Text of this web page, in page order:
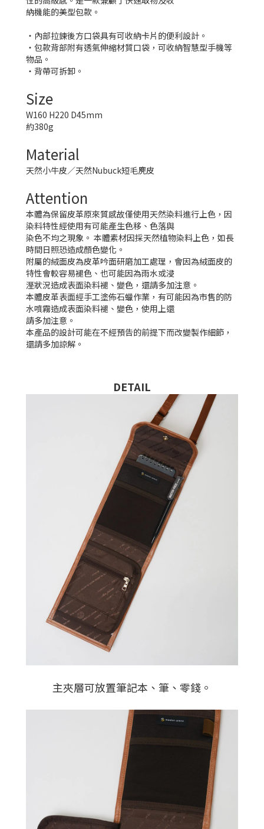
納機能的美型包款。
・內部拉鍊後方口袋具有可收納卡片的便利設計。
・包款背部附有透氣伸縮材質口袋，可收納智慧型手機等
物品。
・背帶可拆卸。
Size
W160 H220 D45mm
約380g
Material
天然小牛皮／天然Nubuck短毛麂皮
Attention
本體為保留皮革原來質感故僅使用天然染料進行上色，因
染料特性經使用有可能產生色移、色落與
染色不均之現象。 本體素材因採天然植物染料上色，如長
時間日照恐造成顏色變化。
附屬的絨面皮為皮革吟面研磨加工處理，會因為絨面皮的
特性會較容易褪色、也可能因為雨水或浸
溼狀況造成表面染料褪、變色，還請多加注意。
本體皮革表面經手工塗佈石蠟作業，有可能因為市售的防
水噴霧造成表面染料褪、變色，使用上還
請多加注意。
本產品的設計可能在不經預告的前提下而改變製作細節，
還請多加諒解。
DETAIL
主夾層可放置筆記本、筆、零錢。